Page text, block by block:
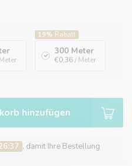
19% Rabatt
300 Meter
€0,36/ Meter
hinzufügen
, damit Ihre Bestellung